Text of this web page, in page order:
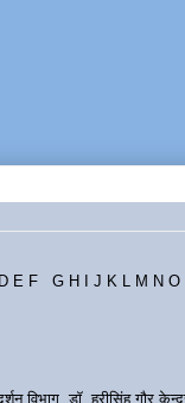
E F G H I J K L M N
डॉ. हरीसिंह गौर